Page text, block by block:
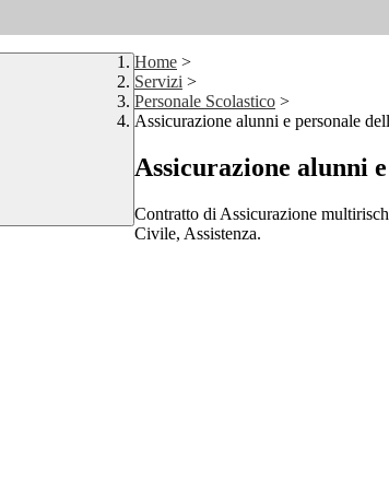
Home >
Servizi >
Personale Scolastico >
Assicurazione alunni e personale
Assicurazione alunni
Contratto di Assicurazione
Civile, Assistenza.